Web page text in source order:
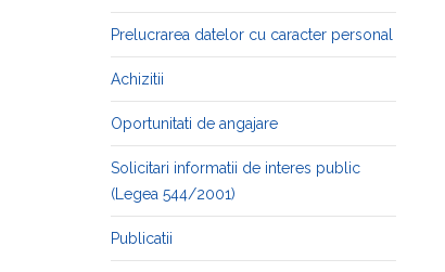
Prelucrarea datelor cu caracter personal
Achizitii
Oportunitati de angajare
Solicitari informatii de interes public
(Legea 544/2001)
Publicatii